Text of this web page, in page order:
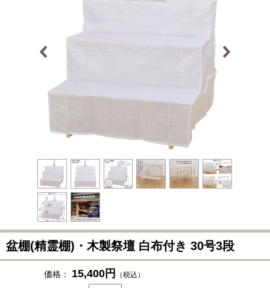
盆棚(精霊棚)・木製祭壇 白布付き 30号3段
価格： 15,400円 （税込）